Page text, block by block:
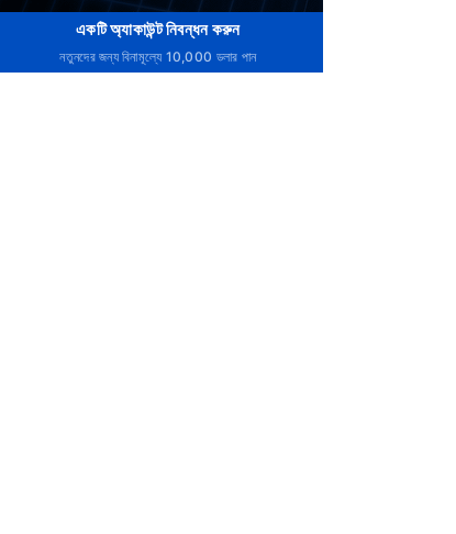
একটি অ্যাকাউন্ট নিবন্ধন করুন
নতুনদের জন্য বিনামূল্যে 10,000 ডলার পান